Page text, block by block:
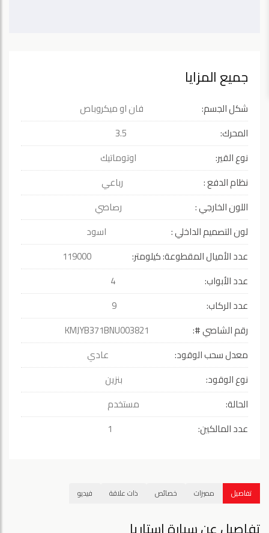
جميع المزايا
شكل الجسم:
فان او ميكروباص
المحرك:
3.5
نوع القير:
اوتوماتيك
نظام الدفع :
رباعي
اللون الخارجي :
رصاصي
لون التصميم الداخلي :
اسود
عدد الأميال المقطوعة: كيلومتر:
119000
عدد الأبواب:
4
عدد الركاب:
9
رقم الشاصي #:
KMJYB371BNU003821
معدل سحب الوقود:
عادي
نوع الوقود:
بنزين
الحالة:
مستخدم
عدد المالكين:
1
تفاصيل مميزات خصائص ذات علاقة فيديو